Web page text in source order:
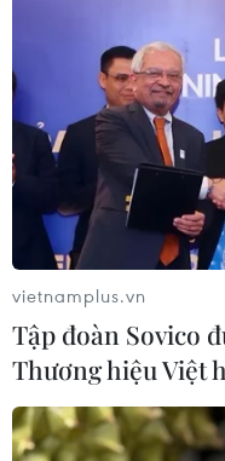
vietnamplus.vn
Tập đoàn Sovico
Thương hiệu Việt